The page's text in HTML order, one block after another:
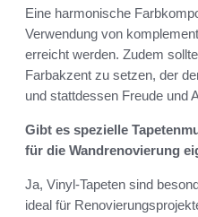
Eine harmonische
Verwendung von
erreicht werden. Zudem
Farbakzent zu setzen, der
und stattdessen Freude und
Gibt es spezielle
für die Wandrenovierung
Ja, Vinyl-Tapeten sind
ideal für